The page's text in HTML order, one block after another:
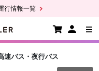
行情報一覧
速バス・夜行バス